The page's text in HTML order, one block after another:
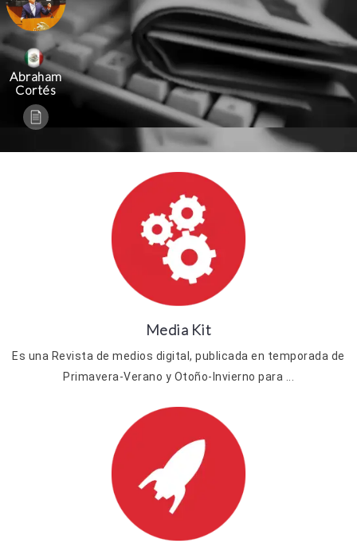
Abraham
Cortés
Media Kit
Es una Revista de medios digital, publicada en temporada de
Primavera-Verano y Otoño-Invierno para ...